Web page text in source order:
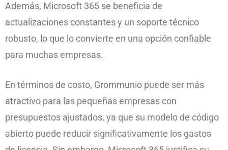
Además, Microsoft 365 se beneficia de
actualizaciones constantes y un soporte técnico
robusto, lo que lo convierte en una opción confiable
para muchas empresas.
En términos de costo, Grommunio puede ser más
atractivo para las pequeñas empresas con
presupuestos ajustados, ya que su modelo de código
abierto puede reducir significativamente los gastos